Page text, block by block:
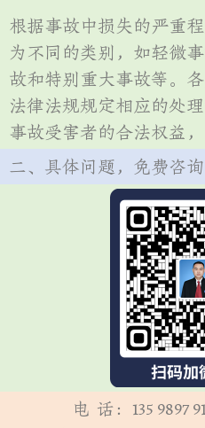
根据事故中损失的严重
为不同的类别，如轻微
故和特别重大事故等。
法律法规规定相应的处
事故受害者的合法权益
二、具体问题，免费咨询
电 话：135 9897